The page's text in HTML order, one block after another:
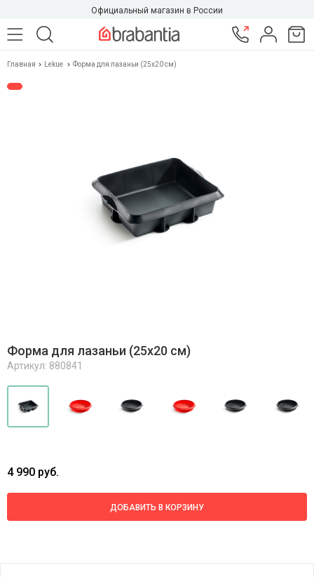
Официальный магазин в России
Главная Lekue Форма для лазаньи (25x20 см)
Форма для лазаньи (25x20 см)
Артикул: 880841
4 990 руб.
ДОБАВИТЬ В КОРЗИНУ